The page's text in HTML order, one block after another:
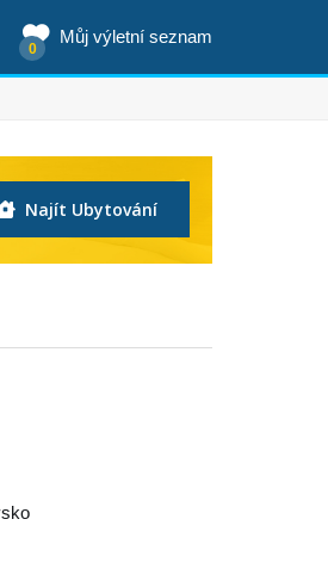
Můj výletní seznam
0
Najít Ubytování